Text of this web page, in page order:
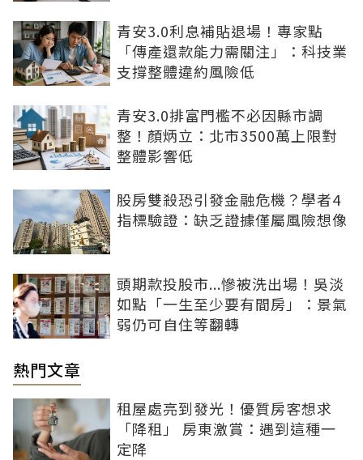
青安3.0利息補貼退場！專家點
「傳產還款能力需關注」：科技業
支撐整體違約風險低
青安3.0排富門檻不必因縣市調
整！顏炳立：北市3500萬上限對
整體影響低
股房雙殺恐引發金融危機？學者4
指標驗證：缺乏證據僅屬風險想像
頭期款投股市...慘被洗出場！吳淡
如點「一生至少要有間房」：景氣
弱仍可自住等翻轉
熱門文章
租屋處亮到發光！優質房客想求
「降租」 房東激賞：遇到這種一
定降